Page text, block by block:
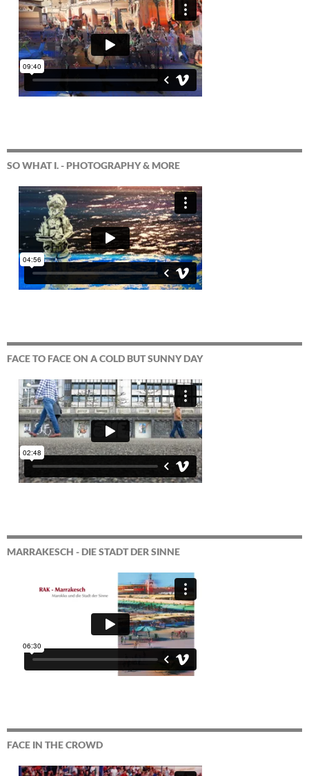
SO WHAT I. - PHOTOGRAPHY & MORE
FACE TO FACE ON A COLD BUT SUNNY DAY
MARRAKESCH - DIE STADT DER SINNE
FACE IN THE CROWD